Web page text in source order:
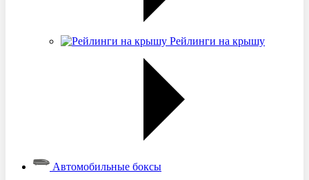
Рейлинги на крышу
Автомобильные боксы